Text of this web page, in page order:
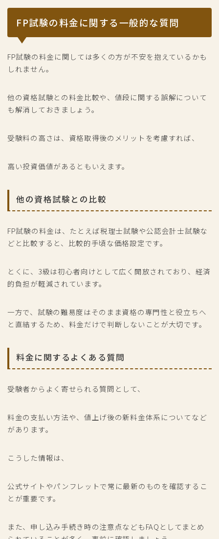
FP試験の料金に関する一般的な質問
FP試験の料金に関しては多くの方が不安を抱えているかも
しれません。
他の資格試験との料金比較や、値段に関する誤解について
も解消しておきましょう。
受験料の高さは、資格取得後のメリットを考慮すれば、
高い投資価値があるともいえます。
他の資格試験との比較
FP試験の料金は、たとえば税理士試験や公認会計士試験な
どと比較すると、比較的手頃な価格設定です。
とくに、3級は初心者向けとして広く開放されており、経済
的負担が軽減されています。
一方で、試験の難易度はそのまま資格の専門性と役立ちへ
と直結するため、料金だけで判断しないことが大切です。
料金に関するよくある質問
受験者からよく寄せられる質問として、
料金の支払い方法や、値上げ後の新料金体系についてなど
があります。
こうした情報は、
公式サイトやパンフレットで常に最新のものを確認するこ
とが重要です。
また、申し込み手続き時の注意点などもFAQとしてまとめ